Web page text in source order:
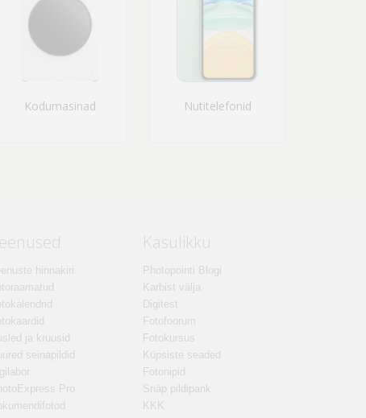
Kodumasinad Nutitelefonid
hinnakiri
ja kruusid
seinapildid
Pro
Kasulikku
Photopointi Blogi
Karbist välja
Digitest
Fotofoorum
Fotokursus
Küpsiste seaded
Fotonipid
Snäp pildipank
KKK